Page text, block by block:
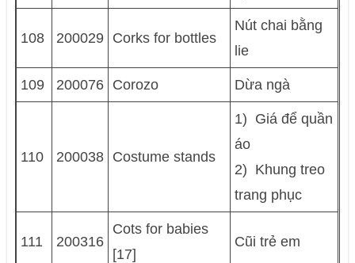
108 200029 Corks for bottles
Nút chai bằng
lie
109 200076 Corozo Dừa ngà
110 200038 Costume stands
1) Giá để quần
áo
2) Khung treo
trang phục
111 200316
Cots for babies
[17]
Cũi trẻ em